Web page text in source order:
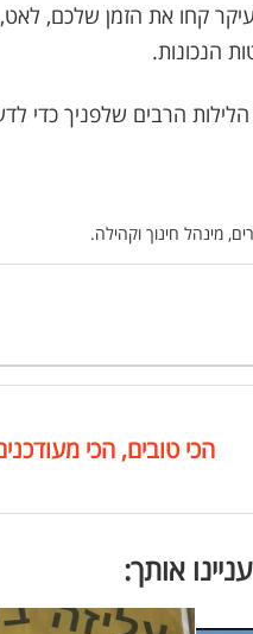
בשעה 18:00, העיקר קחו את
הנכונות.
הרבים שלפניך כדי
מינהל חינוך וקהילה.
הכי טובים, הכי
אותך: